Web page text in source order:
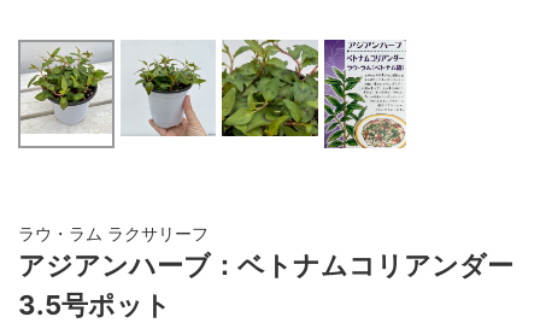
ラウ・ラム ラクサリーフ
アジアンハーブ：ベトナムコリアンダー
3.5号ポット